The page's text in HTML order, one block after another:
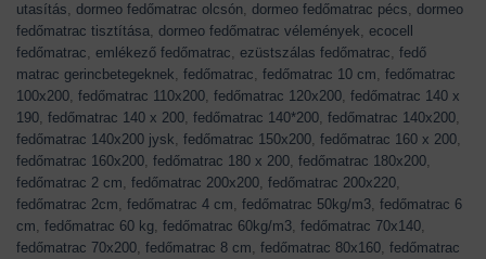
utasítás, dormeo fedőmatrac olcsón, dormeo fedőmatrac pécs, dormeo
fedőmatrac tisztítása, dormeo fedőmatrac vélemények, ecocell
fedőmatrac, emlékező fedőmatrac, ezüstszálas fedőmatrac, fedő
matrac gerincbetegeknek, fedőmatrac, fedőmatrac 10 cm, fedőmatrac
100x200, fedőmatrac 110x200, fedőmatrac 120x200, fedőmatrac 140 x
190, fedőmatrac 140 x 200, fedőmatrac 140*200, fedőmatrac 140x200,
fedőmatrac 140x200 jysk, fedőmatrac 150x200, fedőmatrac 160 x 200,
fedőmatrac 160x200, fedőmatrac 180 x 200, fedőmatrac 180x200,
fedőmatrac 2 cm, fedőmatrac 200x200, fedőmatrac 200x220,
fedőmatrac 2cm, fedőmatrac 4 cm, fedőmatrac 50kg/m3, fedőmatrac 6
cm, fedőmatrac 60 kg, fedőmatrac 60kg/m3, fedőmatrac 70x140,
fedőmatrac 70x200, fedőmatrac 8 cm, fedőmatrac 80x160, fedőmatrac